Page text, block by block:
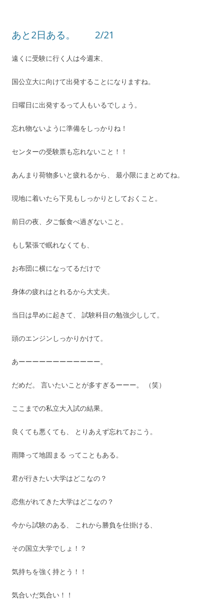
あと2日ある。 2/21
遠くに受験に行く人は今週末、
国公立大に向けて出発することになりますね。
日曜日に出発するって人もいるでしょう。
忘れ物ないように準備をしっかりね！
センターの受験票も忘れないこと！！
あんまり荷物多いと疲れるから、 最小限にまとめてね。
現地に着いたら下見もしっかりとしておくこと。
前日の夜、夕ご飯食べ過ぎないこと。
もし緊張で眠れなくても、
お布団に横になってるだけで
身体の疲れはとれるから大丈夫。
当日は早めに起きて、 試験科目の勉強少しして。
頭のエンジンしっかりかけて。
あーーーーーーーーーーーー。
だめだ。 言いたいことが多すぎるーーー。 （笑）
ここまでの私立大入試の結果。
良くても悪くても、 とりあえず忘れておこう。
雨降って地固まる ってこともある。
君が行きたい大学はどこなの？
恋焦がれてきた大学はどこなの？
今から試験のある、 これから勝負を仕掛ける、
その国立大学でしょ！？
気持ちを強く持とう！！
気合いだ気合い！！